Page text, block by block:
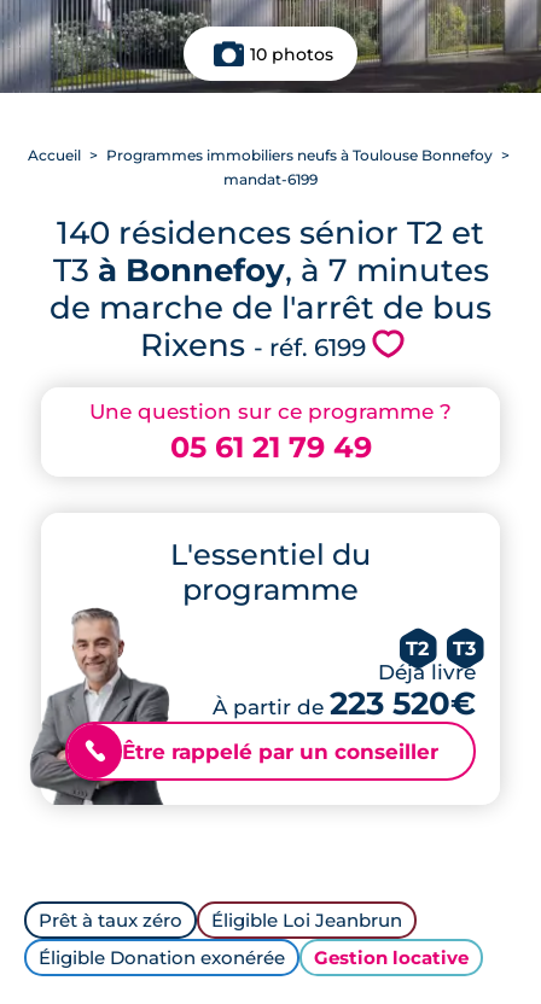
10 photos
Une question sur ce programme ?
05 61 21 79 49
L'essentiel du
programme
T2 T3
Déjà livré
À partir de 223 520€
📞 Être rappelé par un conseiller
Accueil
Programmes immobiliers neufs à Toulouse Bonnefoy
mandat-6199
140 résidences sénior T2 et
T3 à Bonnefoy, à 7 minutes
de marche de l'arrêt de bus
Rixens - réf. 6199 💗
Prêt à taux zéro
Éligible Loi Jeanbrun
Éligible Donation exonérée
Gestion locative